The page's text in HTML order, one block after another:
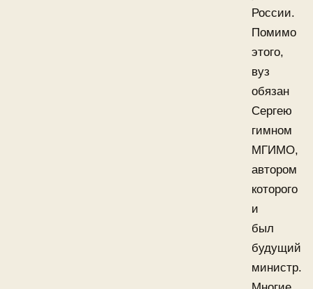
России.
Помимо
этого,
вуз
обязан
Сергею
гимном
МГИМО,
автором
которого
и
был
будущий
министр.